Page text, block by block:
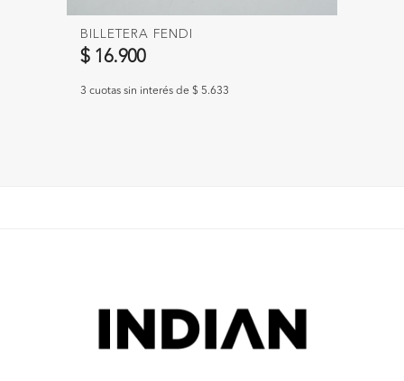
BILLETERA FENDI
$ 16.900
3 cuotas sin interés de $ 5.633